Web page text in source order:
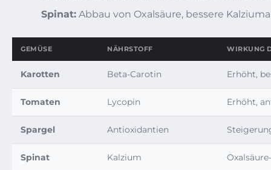
Spinat: Abbau von Oxalsäure, bessere
GEMÜSE NÄHRSTOFF WIRKUNG
Karotten Beta-Carotin Erhöht,
Tomaten Lycopin Erhöht,
Spargel Antioxidantien
Spinat Kalzium